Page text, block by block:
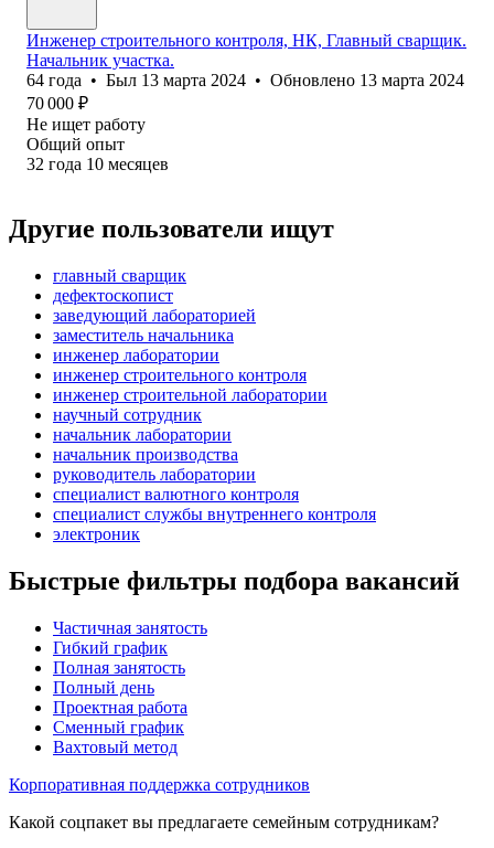
Инженер строительного контроля, НК, Главный сварщик.
Начальник участка.
64 года • Был 13 марта 2024 • Обновлено 13 марта 2024
70 000 ₽
Не ищет работу
Общий опыт
32 года 10 месяцев
Другие пользователи ищут
главный сварщик
дефектоскопист
заведующий лабораторией
заместитель начальника
инженер лаборатории
инженер строительного контроля
инженер строительной лаборатории
научный сотрудник
начальник лаборатории
начальник производства
руководитель лаборатории
специалист валютного контроля
специалист службы внутреннего контроля
электроник
Быстрые фильтры подбора вакансий
Частичная занятость
Гибкий график
Полная занятость
Полный день
Проектная работа
Сменный график
Вахтовый метод
Корпоративная поддержка сотрудников
Какой соцпакет вы предлагаете семейным сотрудникам?